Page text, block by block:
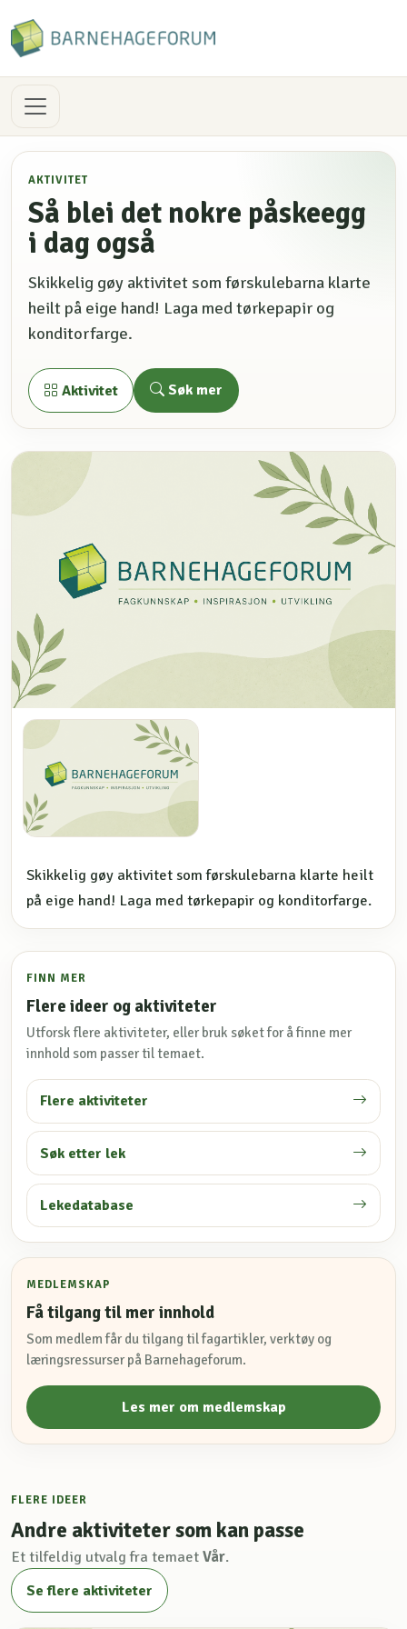
AKTIVITET
Så blei det nokre påskeegg
i dag også
Skikkelig gøy aktivitet som førskulebarna klarte
heilt på eige hand! Laga med tørkepapir og
konditorfarge.
Aktivitet Søk mer
Skikkelig gøy aktivitet som førskulebarna klarte heilt
på eige hand! Laga med tørkepapir og konditorfarge.
FINN MER
Flere ideer og aktiviteter
Utforsk flere aktiviteter, eller bruk søket for å finne mer
innhold som passer til temaet.
Flere aktiviteter
Søk etter lek
Lekedatabase
MEDLEMSKAP
Få tilgang til mer innhold
Som medlem får du tilgang til fagartikler, verktøy og
læringsressurser på Barnehageforum.
Les mer om medlemskap
FLERE IDEER
Andre aktiviteter som kan passe
Et tilfeldig utvalg fra temaet Vår.
Se flere aktiviteter